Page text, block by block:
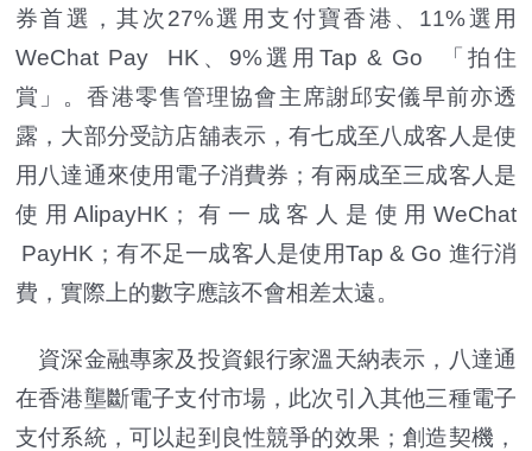
券首選，其次27%選用支付寶香港、11%選用
WeChat Pay HK、9%選用Tap & Go 「拍住
賞」。香港零售管理協會主席謝邱安儀早前亦透
露，大部分受訪店舖表示，有七成至八成客人是使
用八達通來使用電子消費券；有兩成至三成客人是
使用AlipayHK；有一成客人是使用WeChat
PayHK；有不足一成客人是使用Tap & Go 進行消
費，實際上的數字應該不會相差太遠。
資深金融專家及投資銀行家溫天納表示，八達通
在香港壟斷電子支付市場，此次引入其他三種電子
支付系統，可以起到良性競爭的效果；創造契機，